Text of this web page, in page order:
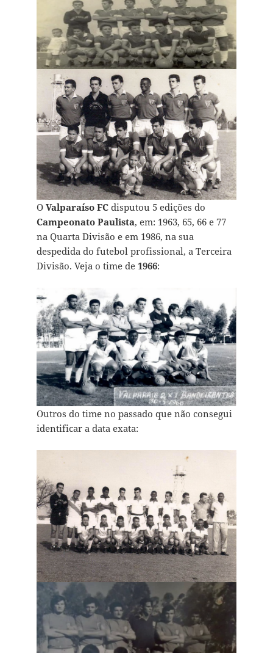
O Valparaíso FC disputou 5 edições do
Campeonato Paulista, em: 1963, 65, 66 e 77
na Quarta Divisão e em 1986, na sua
despedida do futebol profissional, a Terceira
Divisão. Veja o time de 1966:
Outros do time no passado que não consegui
identificar a data exata: